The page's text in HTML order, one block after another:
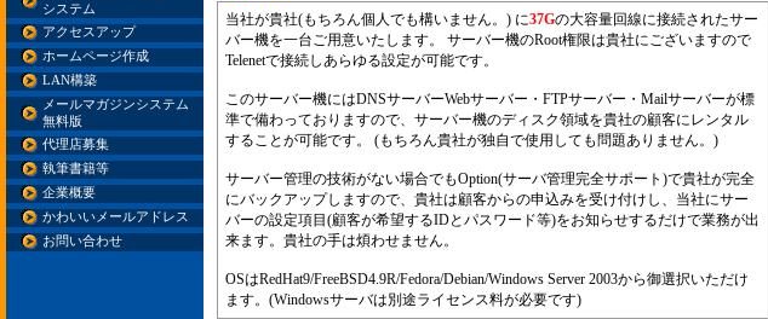
システム
アクセスアップ
ホームページ作成
LAN構築
メールマガジンシステム
無料版
代理店募集
執筆書籍等
企業概要
かわいいメールアドレス
お問い合わせ
当社が貴社(もちろん個人でも構いません。) に37Gの大容量回線に接続されたサー
バー機を一台ご用意いたします。 サーバー機のRoot権限は貴社にございますので
Telenetで接続しあらゆる設定が可能です。
このサーバー機にはDNSサーバーWebサーバー・FTPサーバー・Mailサーバーが標
準で備わっておりますので、サーバー機のディスク領域を貴社の顧客にレンタル
することが可能です。 (もちろん貴社が独自で使用しても問題ありません。)
サーバー管理の技術がない場合でもOption(サーバ管理完全サポート)で貴社が完全
にバックアップしますので、貴社は顧客からの申込みを受け付けし、当社にサー
バーの設定項目(顧客が希望するIDとパスワード等)をお知らせするだけで業務が出
来ます。貴社の手は煩わせません。
OSはRedHat9/FreeBSD4.9R/Fedora/Debian/Windows Server 2003から御選択いただけ
ます。(Windowsサーバは別途ライセンス料が必要です)